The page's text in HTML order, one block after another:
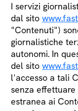
I servizi
dal sito
"Contenuti")
giornalistiche
autonomi. In
del sito
l'accesso a tali
senza
estranea ai